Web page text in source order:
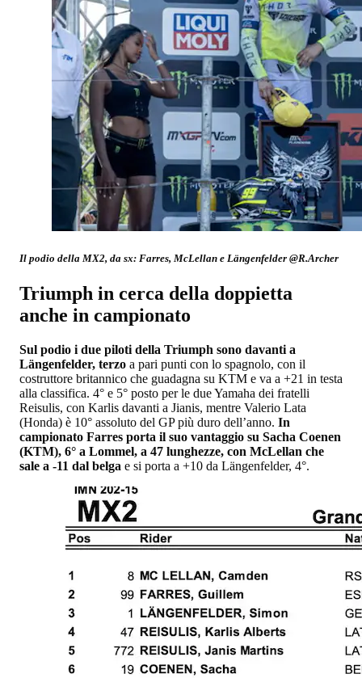
Il podio della MX2, da sx: Farres, McLellan e Längenfelder @R.Archer
Triumph in cerca della doppietta
anche in campionato
Sul podio i due piloti della Triumph sono davanti a
Längenfelder, terzo a pari punti con lo spagnolo, con il
costruttore britannico che guadagna su KTM e va a +21 in testa
alla classifica. 4° e 5° posto per le due Yamaha dei fratelli
Reisulis, con Karlis davanti a Jianis, mentre Valerio Lata
(Honda) è 10° assoluto del GP più duro dell’anno. In
campionato Farres porta il suo vantaggio su Sacha Coenen
(KTM), 6° a Lommel, a 47 lunghezze, con McLellan che
sale a -11 dal belga e si porta a +10 da Längenfelder, 4°.